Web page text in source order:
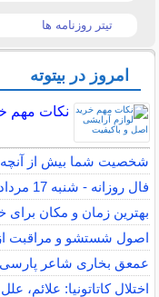
تیتر روزنامه ها
امروز در بیتوته
نکات مهم
شخصیت شما بیش از آنچه
فال روزانه - شنبه 17 مرداد 1405
بهترین زمان و مکان برای
اصول شستشو و مراقبت
عمعق بخاری شاعر
اختلال کاتاتونیا: علائم،